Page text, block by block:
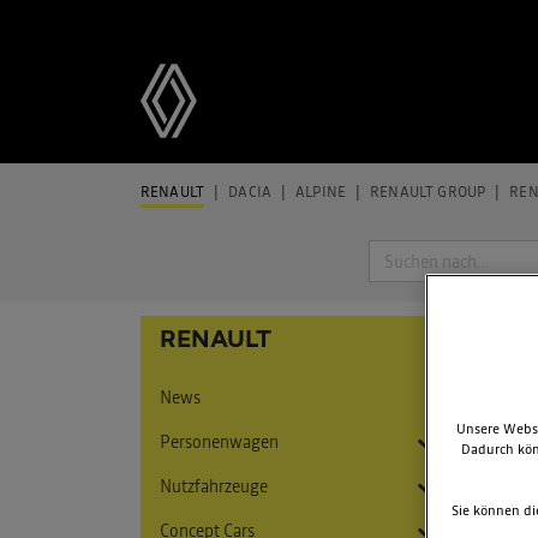
RENAULT DACIA ALPINE RENAULT GROUP
Suche
RENAULT
News
Personenwagen
Twingo
Twingo E-Tech Electric
5 E-Tech Electric
Nutzfahrzeuge
Express
Concept Cars
Unsere
Dadurch
Sie können